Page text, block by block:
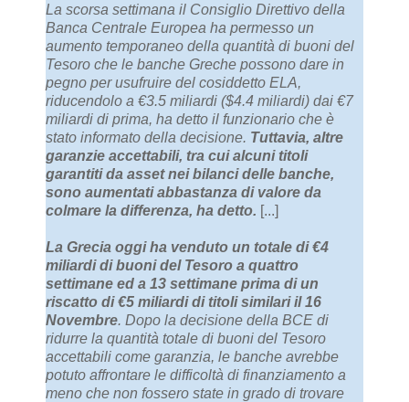
La scorsa settimana il Consiglio Direttivo della
Banca Centrale Europea ha permesso un
aumento temporaneo della quantità di buoni del
Tesoro che le banche Greche possono dare in
pegno per usufruire del cosiddetto ELA,
riducendolo a €3.5 miliardi ($4.4 miliardi) dai €7
miliardi di prima, ha detto il funzionario che è
stato informato della decisione. Tuttavia, altre
garanzie accettabili, tra cui alcuni titoli
garantiti da asset nei bilanci delle banche,
sono aumentati abbastanza di valore da
colmare la differenza, ha detto. [...]
La Grecia oggi ha venduto un totale di €4
miliardi di buoni del Tesoro a quattro
settimane ed a 13 settimane prima di un
riscatto di €5 miliardi di titoli similari il 16
Novembre. Dopo la decisione della BCE di
ridurre la quantità totale di buoni del Tesoro
accettabili come garanzia, le banche avrebbe
potuto affrontare le difficoltà di finanziamento a
meno che non fossero state in grado di trovare